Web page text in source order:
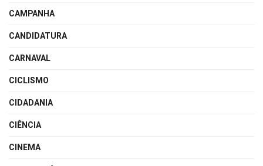
CAMPANHA
CANDIDATURA
CARNAVAL
CICLISMO
CIDADANIA
CIÊNCIA
CINEMA